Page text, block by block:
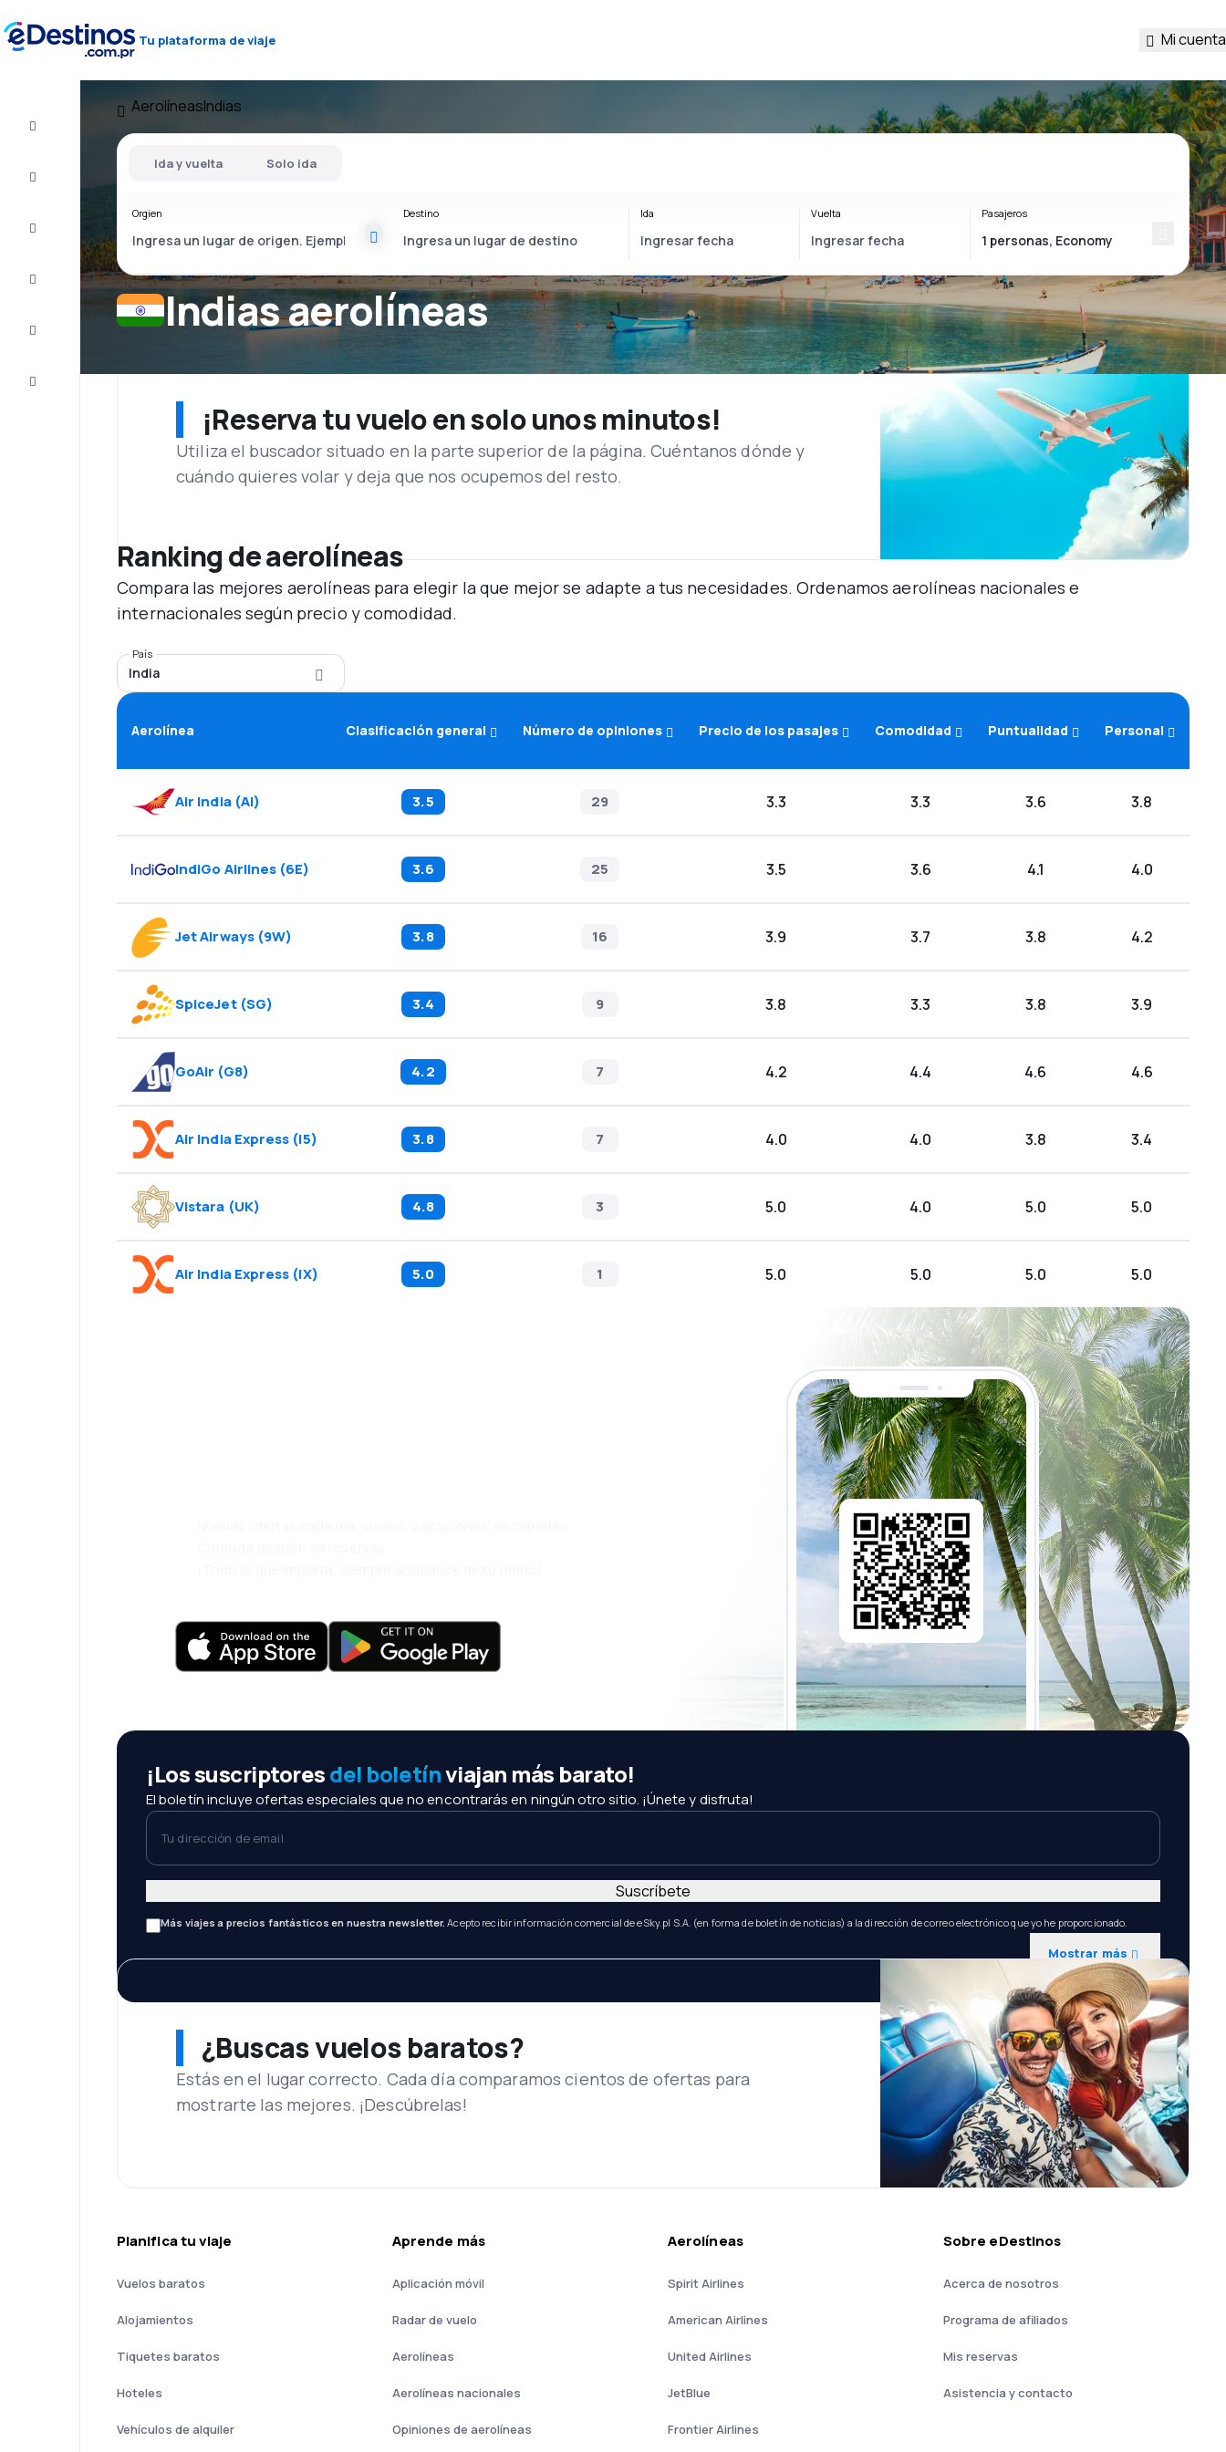
Tu plataforma de viaje Mi cuenta
Completa
el viaje
Atención
AerolíneasIndias
Indias aerolíneas
Ida y vuelta Solo ida
Orgien Destino Ida Vuelta Pasajeros
¡Reserva tu vuelo en solo unos minutos!
Utiliza el buscador situado en la parte superior de la página. Cuéntanos dónde y
cuándo quieres volar y deja que nos ocupemos del resto.
Ranking de aerolíneas
Compara las mejores aerolíneas para elegir la que mejor se adapte a tus necesidades. Ordenamos aerolíneas nacionales e
internacionales según precio y comodidad.
País
India
Aerolínea Clasificación general Número de opiniones Precio de los pasajes Comodidad Puntualidad Personal
Air India(AI) 3.5 29 3.3 3.3 3.6 3.8
IndiGo Airlines (6E) 3.6 25 3.5 3.6 4.1 4.0
Jet Airways(9W) 3.8 16 3.9 3.7 3.8 4.2
SpiceJet(SG) 3.4 9 3.8 3.3 3.8 3.9
GoAir (G8) 4.2 7 4.2 4.4 4.6 4.6
Air India Express (I5) 3.8 7 4.0 4.0 3.8 3.4
Vistara (UK) 4.8 3 5.0 4.0 5.0 5.0
Air India Express (IX) 5.0 1 5.0 5.0 5.0 5.0
¡Los suscriptoresdel boletínviajan más barato!
El boletín incluye ofertas especiales que no encontrarás en ningún otro sitio. ¡Únete y disfruta!
Tu dirección de email
Más viajes a precios fantásticos en nuestra newsletter. Acepto recibir información comercial de eSky.pl S.A. (en forma de boletín de noticias) a la dirección de correo electrónico que yo he proporcionado.
Mostrar más
Suscríbete
¿Buscas vuelos baratos?
Estás en el lugar correcto. Cada día comparamos cientos de ofertas para
mostrarte las mejores. ¡Descúbrelas!
Planifica tu viaje
Vuelos baratos
Alojamientos
Tiquetes baratos
Hoteles
Vehículos de alquiler
Aprende más
Aplicación móvil
Radar de vuelo
Aerolíneas
Aerolíneas nacionales
Opiniones de aerolíneas
Aerolíneas
Spirit Airlines
American Airlines
United Airlines
JetBlue
Frontier Airlines
Sobre eDestinos
Acerca de nosotros
Programa de afiliados
Mis reservas
Asistencia y contacto